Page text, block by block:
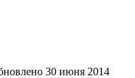
30 июня 2014